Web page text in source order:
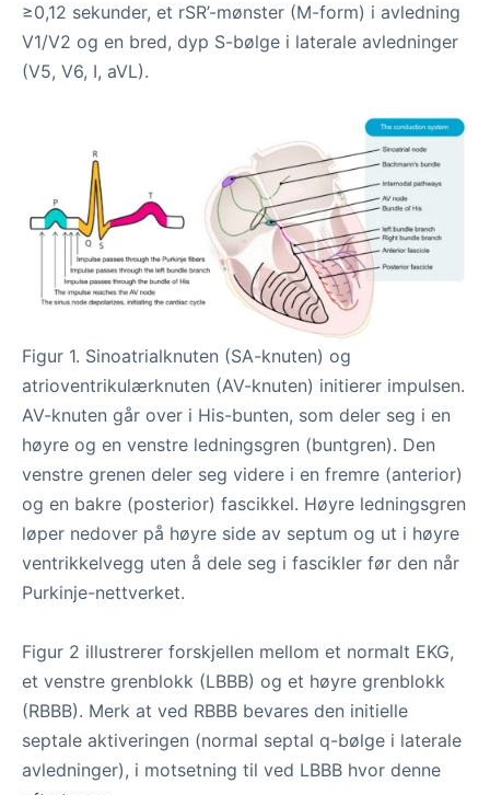
≥0,12 sekunder, et rSR’-mønster (M-form) i avledning
V1/V2 og en bred, dyp S-bølge i laterale avledninger
(V5, V6, I, aVL).
Figur 1. Sinoatrialknuten (SA-knuten) og
atrioventrikulærknuten (AV-knuten) initierer impulsen.
AV-knuten går over i His-bunten, som deler seg i en
høyre og en venstre ledningsgren (buntgren). Den
venstre grenen deler seg videre i en fremre (anterior)
og en bakre (posterior) fascikkel. Høyre ledningsgren
løper nedover på høyre side av septum og ut i høyre
ventrikkelvegg uten å dele seg i fascikler før den når
Purkinje-nettverket.
Figur 2 illustrerer forskjellen mellom et normalt EKG,
et venstre grenblokk (LBBB) og et høyre grenblokk
(RBBB). Merk at ved RBBB bevares den initielle
septale aktiveringen (normal septal q-bølge i laterale
avledninger), i motsetning til ved LBBB hvor denne